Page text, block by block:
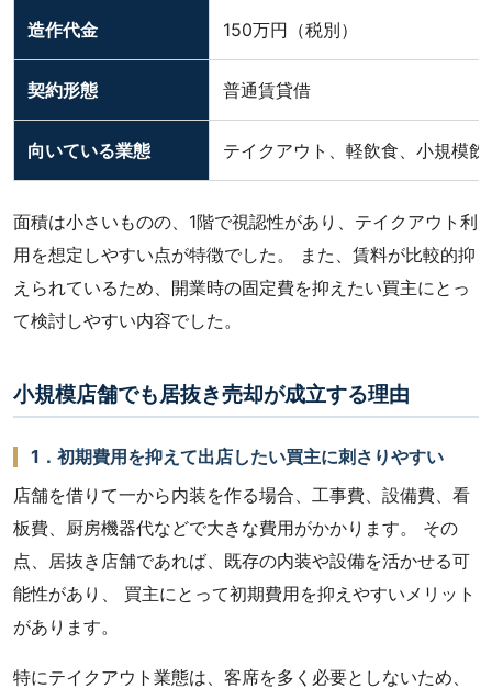
造作代金 150万円（税別）
契約形態 普通賃貸借
向いている業態 テイクアウト、軽飲食、小規模飲
面積は小さいものの、1階で視認性があり、テイクアウト利
用を想定しやすい点が特徴でした。 また、賃料が比較的抑
えられているため、開業時の固定費を抑えたい買主にとっ
て検討しやすい内容でした。
小規模店舗でも居抜き売却が成立する理由
1．初期費用を抑えて出店したい買主に刺さりやすい
店舗を借りて一から内装を作る場合、工事費、設備費、看
板費、厨房機器代などで大きな費用がかかります。 その
点、居抜き店舗であれば、既存の内装や設備を活かせる可
能性があり、 買主にとって初期費用を抑えやすいメリット
があります。
特にテイクアウト業態は、客席を多く必要としないため、